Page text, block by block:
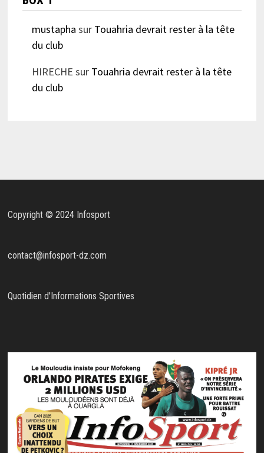
mustapha sur Touahria devrait rester à la tête
du club
HIRECHE sur Touahria devrait rester à la tête
du club
Copyright © 2024 Infosport
contact@infosport-dz.com
Quotidien d'Informations Sportives